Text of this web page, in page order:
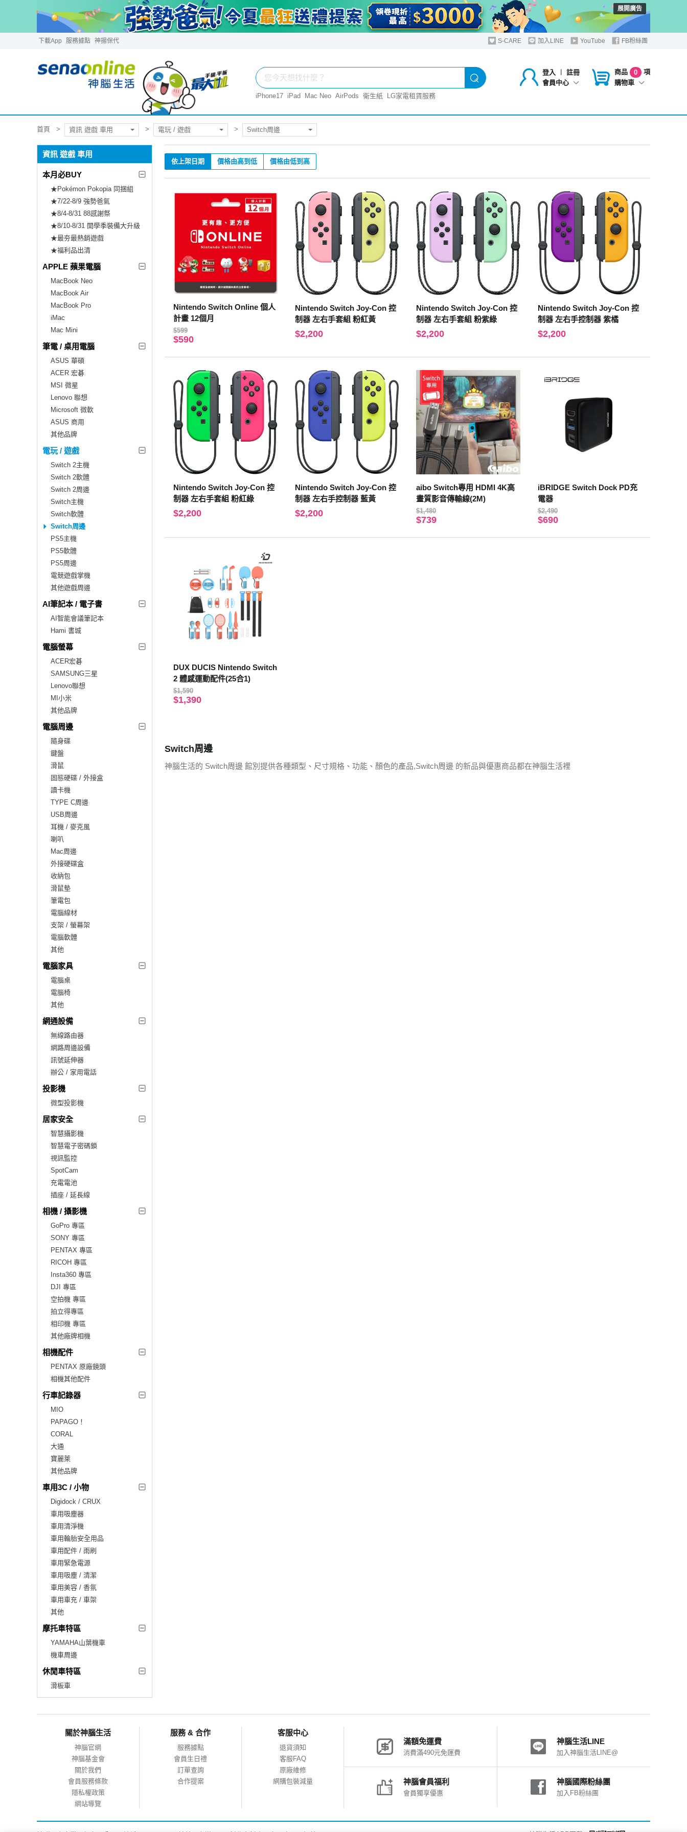
展開廣告
下載App 服務據點 神揚保代 S-CARE 加入LINE YouTube FB粉絲團
登入 ︱
註冊
會員中心
商品 0
項
購物車
iPhone17 iPad Mac Neo AirPods 衛生紙 LG家電租賃服務
首頁 資訊 遊戲 車用 電玩 / 遊戲 Switch周邊
資訊 遊戲 車用
本月必BUY
★Pokémon Pokopia 同捆組
★7/22-8/9 強勢爸氣
★8/4-8/31 88感謝祭
★8/10-8/31 開學季裝備大升級
★最夯最熱銷遊戲
★福利品出清
APPLE 蘋果電腦
MacBook Neo
MacBook Air
MacBook Pro
iMac
Mac Mini
筆電 / 桌用電腦
ASUS 華碩
ACER 宏碁
MSI 微星
Lenovo 聯想
Microsoft 微軟
ASUS 商用
其他品牌
電玩 / 遊戲
Switch 2主機
Switch 2軟體
Switch 2周邊
Switch主機
Switch軟體
Switch周邊
PS5主機
PS5軟體
PS5周邊
電競遊戲掌機
其他遊戲周邊
AI筆記本 / 電子書
AI智能會議筆記本
Hami 書城
電腦螢幕
ACER宏碁
SAMSUNG三星
Lenovo聯想
MI小米
其他品牌
電腦周邊
隨身碟
鍵盤
滑鼠
固態硬碟 / 外接盒
讀卡機
TYPE C周邊
USB周邊
耳機 / 麥克風
喇叭
Mac周邊
外接硬碟盒
收納包
滑鼠墊
筆電包
電腦線材
支架 / 螢幕架
電腦軟體
其他
電腦家具
電腦桌
電腦椅
其他
網通設備
無線路由器
網路周邊設備
訊號延伸器
辦公 / 家用電話
投影機
微型投影機
居家安全
智慧攝影機
智慧電子密碼鎖
視訊監控
SpotCam
充電電池
插座 / 延長線
相機 / 攝影機
GoPro 專區
SONY 專區
PENTAX 專區
RICOH 專區
Insta360 專區
DJI 專區
空拍機 專區
拍立得專區
相印機 專區
其他廠牌相機
相機配件
PENTAX 原廠鏡頭
相機其他配件
行車記錄器
MIO
PAPAGO！
CORAL
大通
寶麗萊
其他品牌
車用3C / 小物
Digidock / CRUX
車用吸塵器
車用清淨機
車用輪胎安全用品
車用配件 / 雨刷
車用緊急電源
車用吸塵 / 清潔
車用美容 / 香氛
車用車充 / 車架
其他
摩托車特區
YAMAHA山葉機車
機車周邊
休閒車特區
滑板車
依上架日期 價格由高到低 價格由低到高
Nintendo Switch Online 個人
計畫 12個月
$599
$590
Nintendo Switch Joy-Con 控
制器 左右手套組 粉紅黃
$2,200
Nintendo Switch Joy-Con 控
制器 左右手套組 粉紫綠
$2,200
Nintendo Switch Joy-Con 控
制器 左右手控制器 紫橘
$2,200
Nintendo Switch Joy-Con 控
制器 左右手套組 粉紅綠
$2,200
Nintendo Switch Joy-Con 控
制器 左右手控制器 藍黃
$2,200
aibo Switch專用 HDMI 4K高
畫質影音傳輸線(2M)
$1,480
$739
iBRIDGE Switch Dock PD充
電器
$2,490
$690
DUX DUCIS Nintendo Switch
2 體感運動配件(25合1)
$1,590
$1,390
Switch周邊
神腦生活的 Switch周邊 館別提供各種類型、尺寸規格、功能、顏色的產品,Switch周邊 的新品與優惠商品都在神腦生活裡
關於神腦生活
神腦官網
神腦基金會
關於我們
會員服務條款
隱私權政策
網站導覽
服務 & 合作
服務據點
會員生日禮
訂單查詢
合作提案
客服中心
退貨須知
客服FAQ
原廠維修
網購包裝減量
滿額免運費
消費滿490元免運費
神腦生活LINE
加入神腦生活LINE@
神腦會員福利
會員獨享優惠
神腦國際粉絲團
加入FB粉絲團